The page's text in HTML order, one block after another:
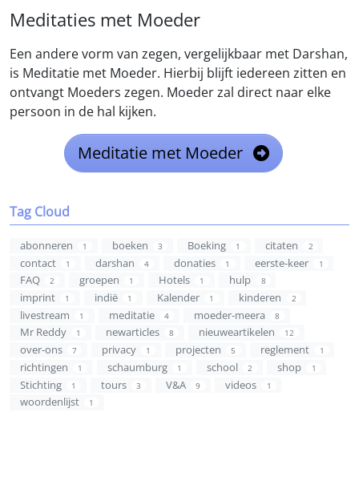
Meditaties met Moeder
Een andere vorm van zegen, vergelijkbaar met Darshan,
is Meditatie met Moeder. Hierbij blijft iedereen zitten en
ontvangt Moeders zegen. Moeder zal direct naar elke
persoon in de hal kijken.
Meditatie met Moeder
Tag Cloud
abonneren 1 boeken 3 Boeking 1 citaten 2
contact 1 darshan 4 donaties 1 eerste-keer 1
FAQ 2 groepen 1 Hotels 1 hulp 8
imprint 1 indië 1 Kalender 1 kinderen 2
livestream 1 meditatie 4 moeder-meera 8
Mr Reddy 1 newarticles 8 nieuweartikelen 12
over-ons 7 privacy 1 projecten 5 reglement 1
richtingen 1 schaumburg 1 school 2 shop 1
Stichting 1 tours 3 V&A 9 videos 1
woordenlijst 1